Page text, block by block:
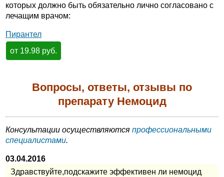
которых должно быть обязательно лично согласовано с
лечащим врачом:
Пирантел
от 19.98 руб.
Вопросы, ответы, отзывы по
препарату Немоцид
Консультации осуществляются профессиональными
специалистами.
03.04.2016
Здравствуйте,подскажите эффективен ли немоцид